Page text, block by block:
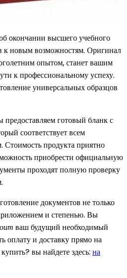
окончании высшего учебного
к новым возможностям. Оригинал
опытом, станет вашим
к профессиональному успеху.
универсальных образцов
готовый бланк с
соответствует всем
Стоимость продукта приятно
приобрести официальную
проходят полную проверку
документов не только
и степенью. Вы
ваш будущий необходимый
оплату и доставку прямо на
вы найдете здесь: на